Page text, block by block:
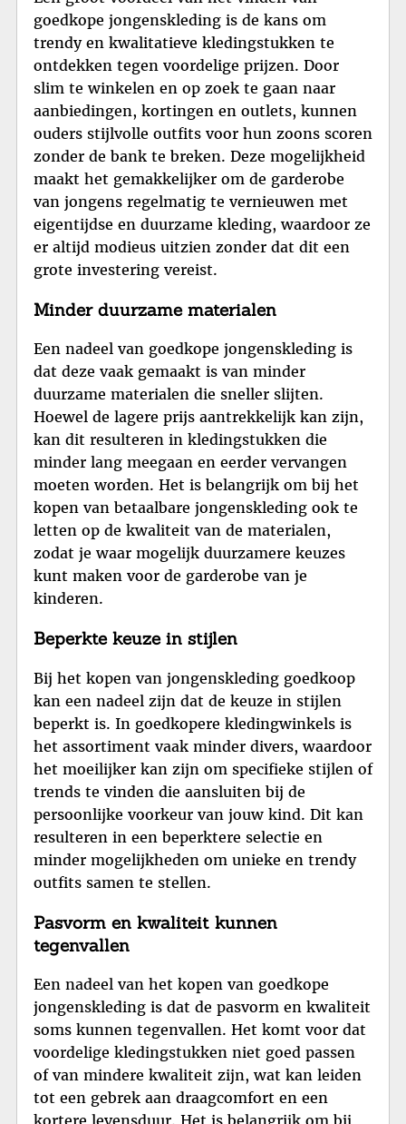
goedkope jongenskleding is de kans om
trendy en kwalitatieve kledingstukken te
ontdekken tegen voordelige prijzen. Door
slim te winkelen en op zoek te gaan naar
aanbiedingen, kortingen en outlets, kunnen
ouders stijlvolle outfits voor hun zoons scoren
zonder de bank te breken. Deze mogelijkheid
maakt het gemakkelijker om de garderobe
van jongens regelmatig te vernieuwen met
eigentijdse en duurzame kleding, waardoor ze
er altijd modieus uitzien zonder dat dit een
grote investering vereist.
Minder duurzame materialen
Een nadeel van goedkope jongenskleding is
dat deze vaak gemaakt is van minder
duurzame materialen die sneller slijten.
Hoewel de lagere prijs aantrekkelijk kan zijn,
kan dit resulteren in kledingstukken die
minder lang meegaan en eerder vervangen
moeten worden. Het is belangrijk om bij het
kopen van betaalbare jongenskleding ook te
letten op de kwaliteit van de materialen,
zodat je waar mogelijk duurzamere keuzes
kunt maken voor de garderobe van je
kinderen.
Beperkte keuze in stijlen
Bij het kopen van jongenskleding goedkoop
kan een nadeel zijn dat de keuze in stijlen
beperkt is. In goedkopere kledingwinkels is
het assortiment vaak minder divers, waardoor
het moeilijker kan zijn om specifieke stijlen of
trends te vinden die aansluiten bij de
persoonlijke voorkeur van jouw kind. Dit kan
resulteren in een beperktere selectie en
minder mogelijkheden om unieke en trendy
outfits samen te stellen.
Pasvorm en kwaliteit kunnen
tegenvallen
Een nadeel van het kopen van goedkope
jongenskleding is dat de pasvorm en kwaliteit
soms kunnen tegenvallen. Het komt voor dat
voordelige kledingstukken niet goed passen
of van mindere kwaliteit zijn, wat kan leiden
tot een gebrek aan draagcomfort en een